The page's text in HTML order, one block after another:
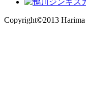
Copyright©2013